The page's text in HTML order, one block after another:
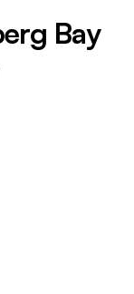
Bay